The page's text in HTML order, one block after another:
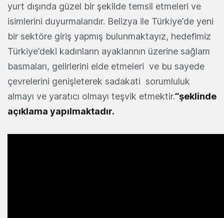
yurt dışında güzel bir şekilde temsil etmeleri ve
isimlerini duyurmalarıdır. Belizya ile Türkiye’de yeni
bir sektöre giriş yapmış bulunmaktayız, hedefimiz
Türkiye’deki kadınların ayaklarının üzerine sağlam
basmaları, gelirlerini elde etmeleri ve bu sayede
çevrelerini genişleterek sadakati sorumluluk
almayı ve yaratıcı olmayı teşvik etmektir.“şeklinde
açıklama yapılmaktadır.